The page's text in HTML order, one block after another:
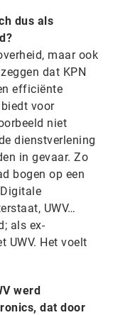
dus als
maar ook
dat KPN
efficiënte
voor
niet
dienstverlening
in gevaar. Zo
bogen op een
UWV…
als ex-
UWV. Het voelt
werd
dat door